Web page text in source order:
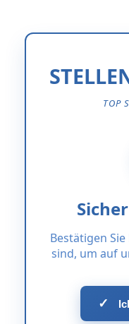
TOP
Bestätigen
sind, um auf
✓